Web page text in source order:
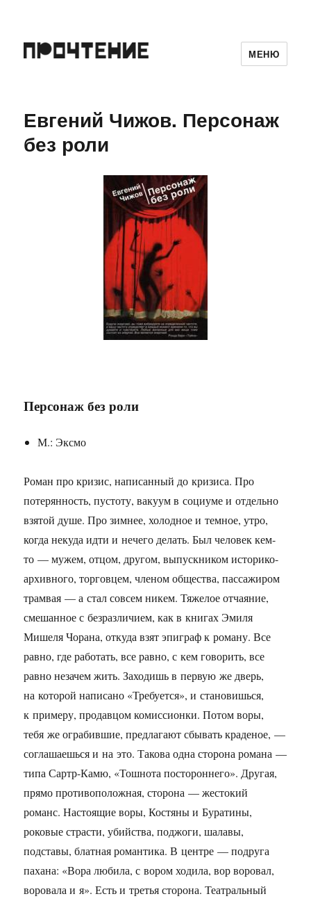
МЕНЮ
Евгений Чижов. Персонаж
без роли
Персонаж без роли
М.: Эксмо
Роман про кризис, написанный до кризиса. Про
потерянность, пустоту, вакуум в социуме и отдельно
взятой душе. Про зимнее, холодное и темное, утро,
когда некуда идти и нечего делать. Был человек кем-
то — мужем, отцом, другом, выпускником историко-
архивного, торговцем, членом общества, пассажиром
трамвая — а стал совсем никем. Тяжелое отчаяние,
смешанное с безразличием, как в книгах Эмиля
Мишеля Чорана, откуда взят эпиграф к роману. Все
равно, где работать, все равно, с кем говорить, все
равно незачем жить. Заходишь в первую же дверь,
на которой написано «Требуется», и становишься,
к примеру, продавцом комиссионки. Потом воры,
тебя же ограбившие, предлагают сбывать краденое, —
соглашаешься и на это. Такова одна сторона романа —
типа Сартр-Камю, «Тошнота постороннего». Другая,
прямо противоположная, сторона — жестокий
романс. Настоящие воры, Костяны и Буратины,
роковые страсти, убийства, поджоги, шалавы,
подставы, блатная романтика. В центре — подруга
пахана: «Вора любила, с вором ходила, вор воровал,
воровала и я». Есть и третья сторона. Театральный